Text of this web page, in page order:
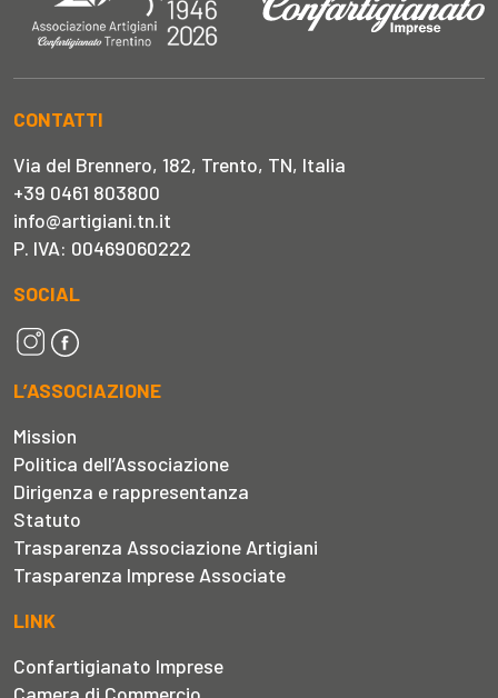
CONTATTI
Via del Brennero, 182, Trento, TN, Italia
+39 0461 803800
info@artigiani.tn.it
P. IVA: 00469060222
SOCIAL
L’ASSOCIAZIONE
Mission
Politica dell’Associazione
Dirigenza e rappresentanza
Statuto
Trasparenza Associazione Artigiani
Trasparenza Imprese Associate
LINK
Confartigianato Imprese